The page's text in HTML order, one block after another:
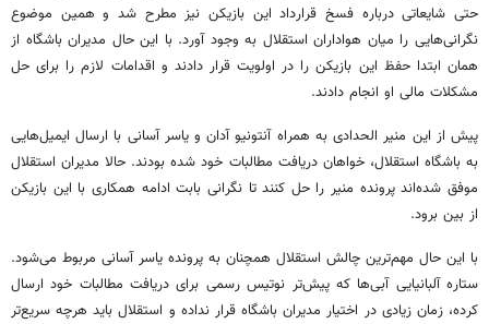
حتی شایعاتی درباره فسخ قرارداد این بازیکن نیز مطرح شد و همین موضوع
نگرانی‌هایی را میان هواداران استقلال به وجود آورد. با این حال مدیران باشگاه از
همان ابتدا حفظ این بازیکن را در اولویت قرار دادند و اقدامات لازم را برای حل
مشکلات مالی او انجام دادند.
پیش از این منیر الحدادی به همراه آنتونیو آدان و یاسر آسانی با ارسال ایمیل‌هایی
به باشگاه استقلال، خواهان دریافت مطالبات خود شده بودند. حالا مدیران استقلال
موفق شده‌اند پرونده منیر را حل کنند تا نگرانی بابت ادامه همکاری با این بازیکن
از بین برود.
با این حال مهم‌ترین چالش استقلال همچنان به پرونده یاسر آسانی مربوط می‌شود.
ستاره آلبانیایی آبی‌ها که پیش‌تر نوتیس رسمی برای دریافت مطالبات خود ارسال
کرده، زمان زیادی در اختیار مدیران باشگاه قرار نداده و استقلال باید هرچه سریع‌تر